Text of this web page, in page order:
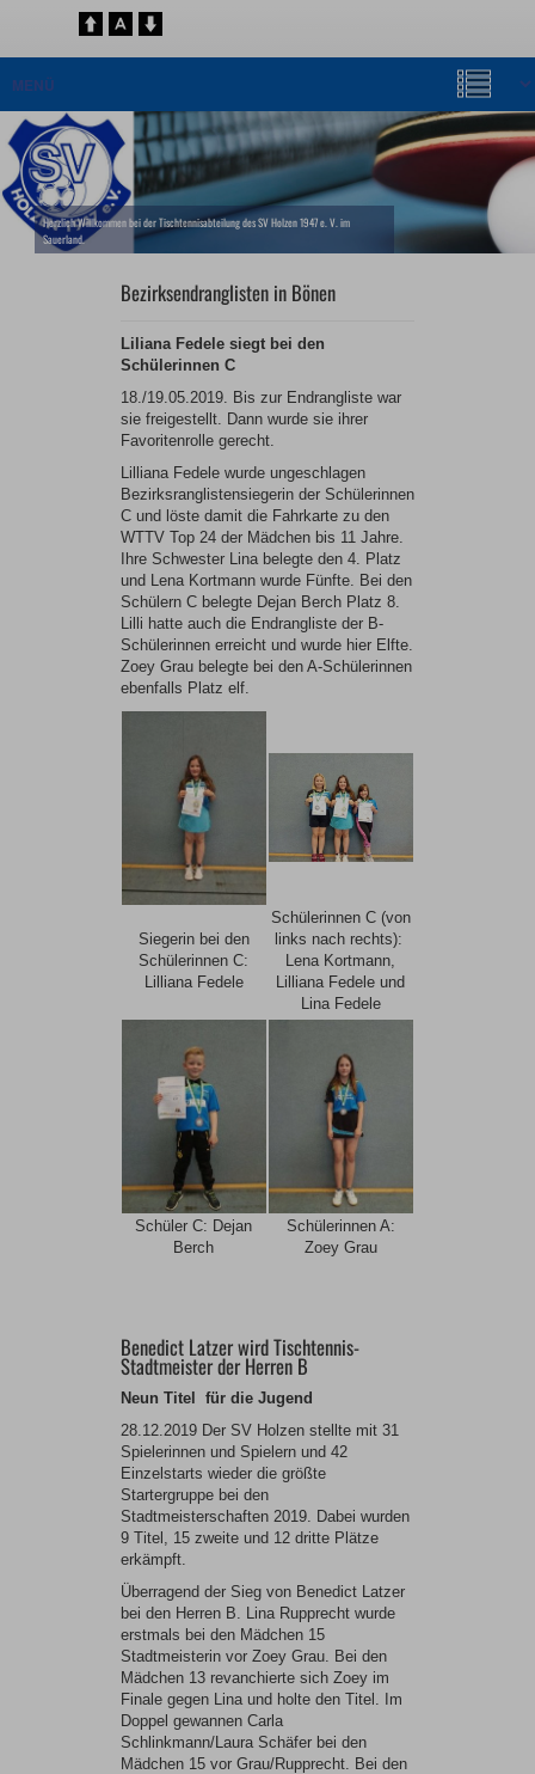
Herzlich Willkommen bei der Tischtennisabteilung des SV Holzen 1947 e. V. im
Sauerland.
Bezirksendranglisten in Bönen
Liliana Fedele siegt bei den
Schülerinnen C
18./19.05.2019. Bis zur Endrangliste war
sie freigestellt. Dann wurde sie ihrer
Favoritenrolle gerecht.
Lilliana Fedele wurde ungeschlagen
Bezirksranglistensiegerin der Schülerinnen
C und löste damit die Fahrkarte zu den
WTTV Top 24 der Mädchen bis 11 Jahre.
Ihre Schwester Lina belegte den 4. Platz
und Lena Kortmann wurde Fünfte. Bei den
Schülern C belegte Dejan Berch Platz 8.
Lilli hatte auch die Endrangliste der B-
Schülerinnen erreicht und wurde hier Elfte.
Zoey Grau belegte bei den A-Schülerinnen
ebenfalls Platz elf.
Siegerin bei den
Schülerinnen C:
Lilliana Fedele
Schülerinnen C (von
links nach rechts):
Lena Kortmann,
Lilliana Fedele und
Lina Fedele
Schüler C: Dejan
Berch
Schülerinnen A:
Zoey Grau
Benedict Latzer wird Tischtennis-
Stadtmeister der Herren B
Neun Titel für die Jugend
28.12.2019 Der SV Holzen stellte mit 31
Spielerinnen und Spielern und 42
Einzelstarts wieder die größte
Startergruppe bei den
Stadtmeisterschaften 2019. Dabei wurden
9 Titel, 15 zweite und 12 dritte Plätze
erkämpft.
Überragend der Sieg von Benedict Latzer
bei den Herren B. Lina Rupprecht wurde
erstmals bei den Mädchen 15
Stadtmeisterin vor Zoey Grau. Bei den
Mädchen 13 revanchierte sich Zoey im
Finale gegen Lina und holte den Titel. Im
Doppel gewannen Carla
Schlinkmann/Laura Schäfer bei den
Mädchen 15 vor Grau/Rupprecht. Bei den